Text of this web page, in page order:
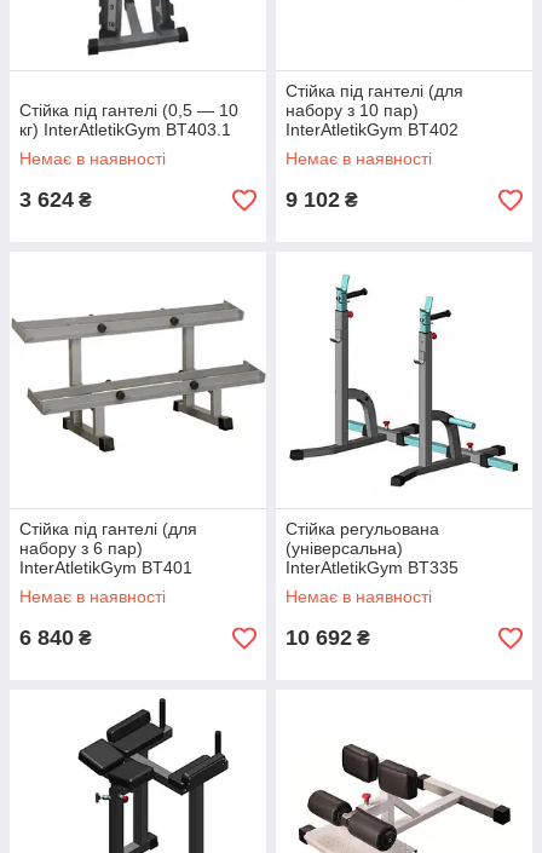
Стійка під гантелі (0,5 — 10
кг) InterAtletikGym BT403.1
Немає в наявності
3 624 ₴
Стійка під гантелі (для
набору з 10 пар)
InterAtletikGym BT402
Немає в наявності
9 102 ₴
Стійка під гантелі (для
набору з 6 пар)
InterAtletikGym BT401
Немає в наявності
6 840 ₴
Стійка регульована
(універсальна)
InterAtletikGym BT335
Немає в наявності
10 692 ₴